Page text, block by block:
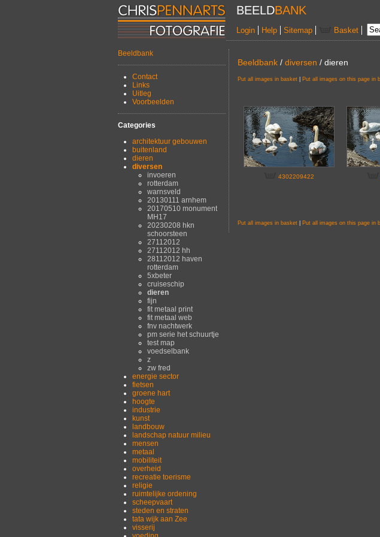
BEELDBANK
Login Help Sitemap Basket
Beeldbank
Contact
Links
Uitleg
Voorbeelden
Categories
architektuur gebouwen
buitenland
dieren
diversen
invoeren
rotterdam
warnsveld
20130111 arnhem
20170510 monument
MH17
20230208 hkn
schoorsteen
27112012
27112012 hh
28112012 haven
rotterdam
5xbeter
cruiseschip
dieren
fijn
fit metaal print
fit metaal web
fnv nachtwerk
pm serie het schuurtje
test map
voedselbank
z
zw fred
energie sector
fietsen
groene hart
hoogte
industrie
kunst
landbouw
landschap natuur milieu
mensen
metaal
mobiliteit
overheid
recreatie toerisme
religie
ruimtelijke ordening
scheepvaart
steden en straten
tata wijk aan Zee
visserij
Beeldbank / diversen / dieren
Put all images in basket Put all images on this page in
4302209422
Put all images in basket Put all images on this page in